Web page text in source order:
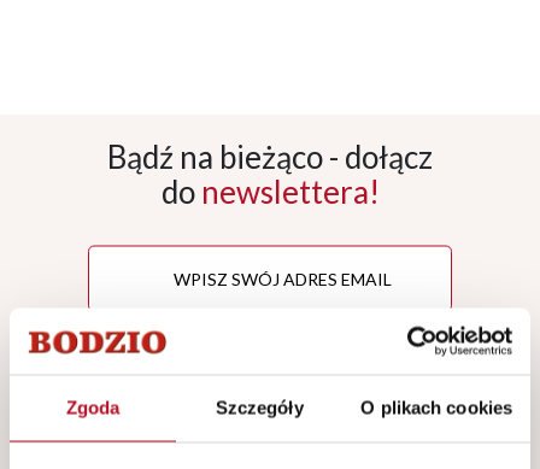
Zgoda Szczegóły O plikach cookies
Bądź na bieżąco - dołącz
do newslettera!
* Wyrażam zgodę na przetwarzanie moich danych